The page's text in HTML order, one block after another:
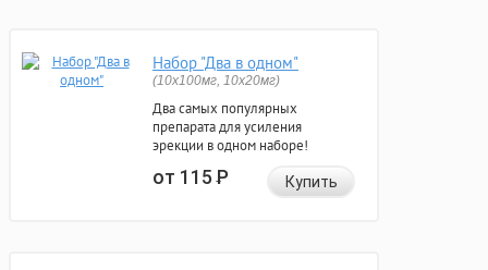
Набор "Два в одном"
(10x100мг, 10x20мг)
Два самых популярных
препарата для усиления
эрекции в одном наборе!
от 115Р Купить